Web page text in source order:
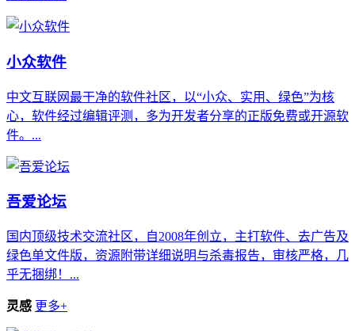
小众软件
中文互联网最干净的软件社区，以“小众、实用、绿色”为核
心，软件经过编辑评测，多为开发者分享的正版免费或开源软
件。...
吾爱论坛
国内顶级技术交流社区，自2008年创立，主打软件、去广告及
绿色单文件版，资源附带详细说明与杀毒报告，审核严格，几
乎无捆绑！...
灵感 更多+